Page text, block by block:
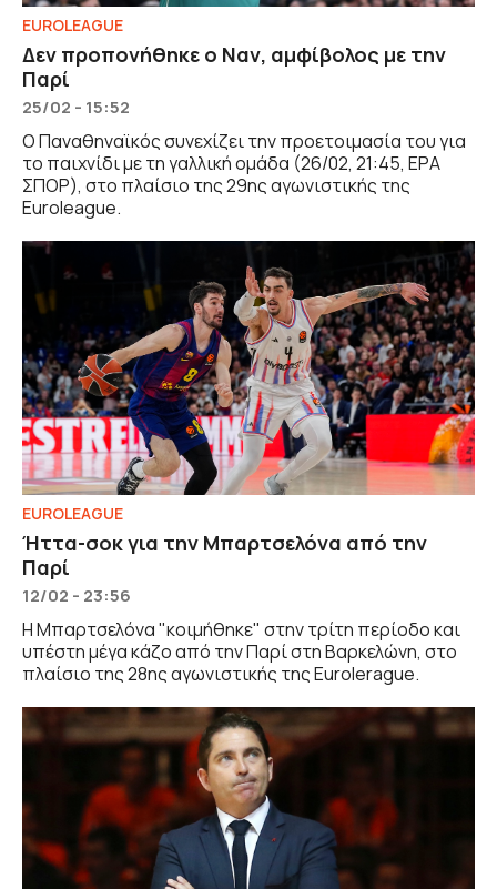
EUROLEAGUE
Δεν προπονήθηκε ο Ναν, αμφίβολος με την
Παρί
25/02 - 15:52
Ο Παναθηναϊκός συνεχίζει την προετοιμασία του για
το παιχνίδι με τη γαλλική ομάδα (26/02, 21:45, ΕΡΑ
ΣΠΟΡ), στο πλαίσιο της 29ης αγωνιστικής της
Euroleague.
EUROLEAGUE
Ήττα-σοκ για την Μπαρτσελόνα από την
Παρί
12/02 - 23:56
Η Μπαρτσελόνα "κοιμήθηκε" στην τρίτη περίοδο και
υπέστη μέγα κάζο από την Παρί στη Βαρκελώνη, στο
πλαίσιο της 28ης αγωνιστικής της Eurolerague.